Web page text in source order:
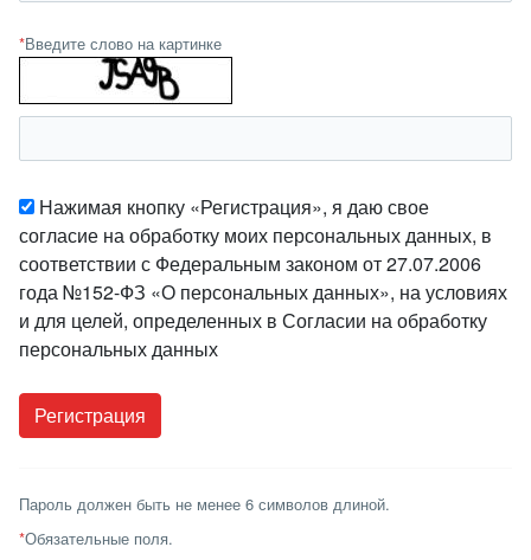
*Введите слово на картинке
Нажимая кнопку «Регистрация», я даю свое
согласие на обработку моих персональных данных, в
соответствии с Федеральным законом от 27.07.2006
года №152-ФЗ «О персональных данных», на условиях
и для целей, определенных в Согласии на обработку
персональных данных
Пароль должен быть не менее 6 символов длиной.
*Обязательные поля.